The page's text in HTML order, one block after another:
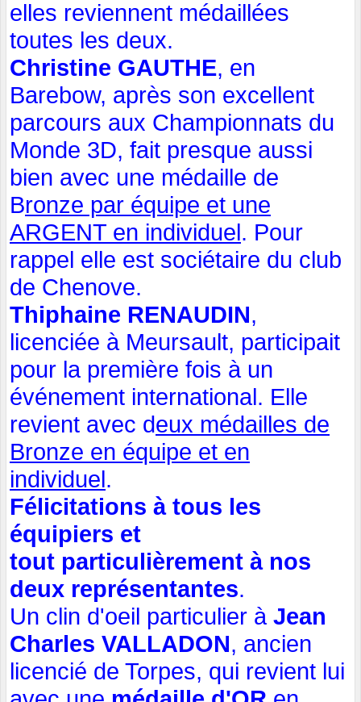
elles reviennent médaillées
toutes les deux.
Christine GAUTHE, en
Barebow, après son excellent
parcours aux Championnats du
Monde 3D, fait presque aussi
bien avec une médaille de
Bronze par équipe et une
ARGENT en individuel . Pour
rappel elle est sociétaire du club
de Chenove.
Thiphaine RENAUDIN,
licenciée à Meursault, participait
pour la première fois à un
événement international. Elle
revient avec deux médailles de
Bronze en équipe et en
individuel .
Félicitations à tous les
équipiers et
tout particulièrement à nos
deux représentantes.
Un clin d'oeil particulier à Jean
Charles VALLADON, ancien
licencié de Torpes, qui revient lui